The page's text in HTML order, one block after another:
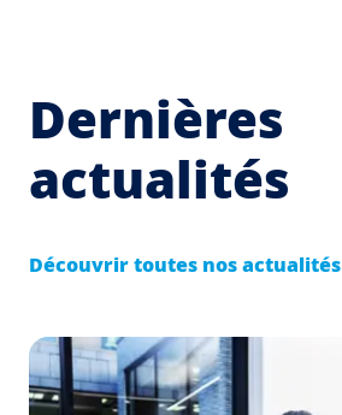
Dernières
actualités
Découvrir toutes nos actualités